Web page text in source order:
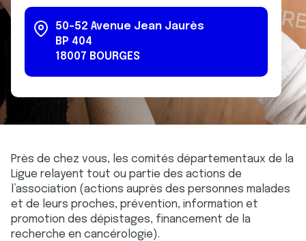
50-52 Avenue Jean Jaurès
BP 404
18007 BOURGES
Près de chez vous, les comités départementaux de la
Ligue relayent tout ou partie des actions de
l’association (actions auprès des personnes malades
et de leurs proches, prévention, information et
promotion des dépistages, financement de la
recherche en cancérologie).